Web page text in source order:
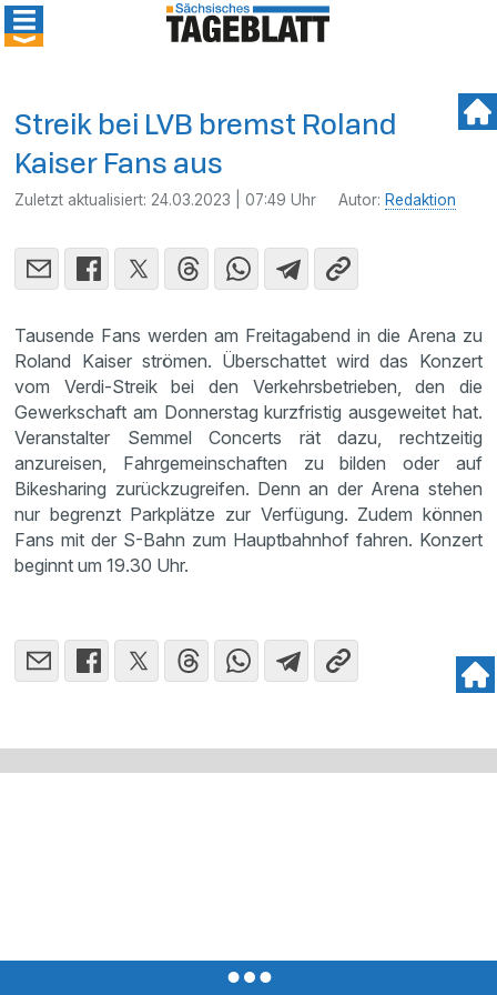
Streik bei LVB bremst Roland
Kaiser Fans aus
Zuletzt aktualisiert: 24.03.2023 | 07:49 Uhr Autor: Redaktion
Tausende Fans werden am Freitagabend in die Arena zu
Roland Kaiser strömen. Überschattet wird das Konzert
vom Verdi-Streik bei den Verkehrsbetrieben, den die
Gewerkschaft am Donnerstag kurzfristig ausgeweitet hat.
Veranstalter Semmel Concerts rät dazu, rechtzeitig
anzureisen, Fahrgemeinschaften zu bilden oder auf
Bikesharing zurückzugreifen. Denn an der Arena stehen
nur begrenzt Parkplätze zur Verfügung. Zudem können
Fans mit der S-Bahn zum Hauptbahnhof fahren. Konzert
beginnt um 19.30 Uhr.